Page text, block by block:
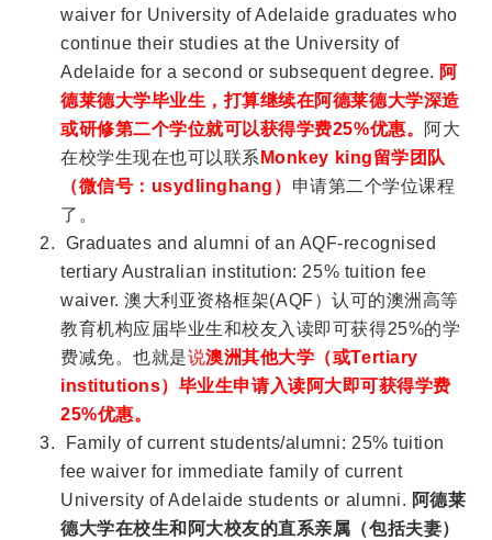
waiver for University of Adelaide graduates who
continue their studies at the University of
Adelaide for a second or subsequent degree. 阿
德莱德大学毕业生，打算继续在阿德莱德大学深造
或研修第二个学位就可以获得学费25%优惠。
阿大
在校学生现在也可以联系 Monkey king留学团队
（微信号：usydlinghang） 申请第二个学位课程
了。
Graduates and alumni of an AQF-recognised
tertiary Australian institution: 25% tuition fee
waiver. 澳大利亚资格框架(AQF）认可的澳洲高等
教育机构应届毕业生和校友入读即可获得25%的学
费减免。也就是说澳洲其他大学（或Tertiary
institutions）毕业生申请入读阿大即可获得学费
25%优惠。
Family of current students/alumni: 25% tuition
fee waiver for immediate family of current
University of Adelaide students or alumni. 阿德莱
德大学在校生和阿大校友的直系亲属（包括夫妻）